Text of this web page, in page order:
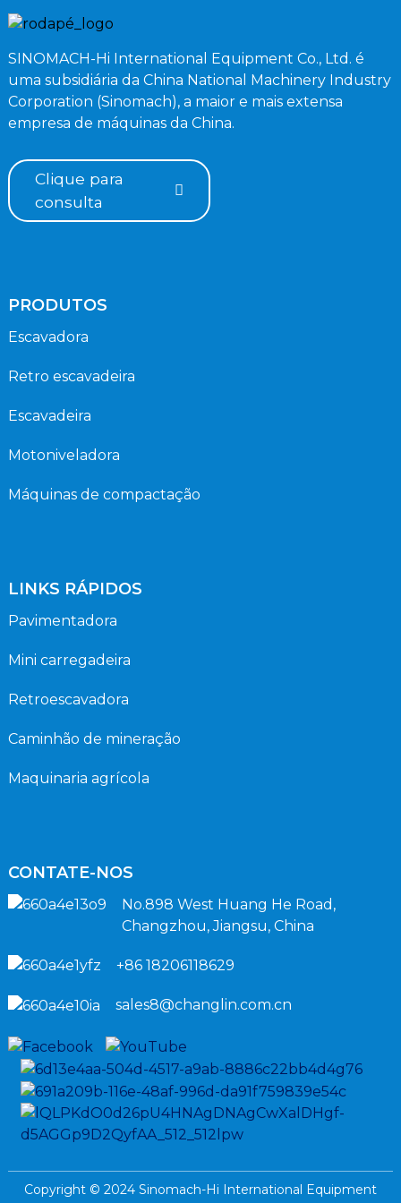
SINOMACH-Hi International Equipment Co., Ltd. é
uma subsidiária da China National Machinery Industry
Corporation (Sinomach), a maior e mais extensa
empresa de máquinas da China.
Clique para
consulta
PRODUTOS
Escavadora
Retro escavadeira
Escavadeira
Motoniveladora
Máquinas de compactação
LINKS RÁPIDOS
Pavimentadora
Mini carregadeira
Retroescavadora
Caminhão de mineração
Maquinaria agrícola
CONTATE-NOS
No.898 West Huang He Road,
Changzhou, Jiangsu, China
+86 18206118629
sales8@changlin.com.cn
Copyright © 2024 Sinomach-Hi International Equipment